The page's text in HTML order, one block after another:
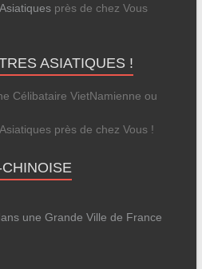
Asiatiquesprès de chez Vous
ASIATIQUES !
Célibataire VietNamienne ou
près de chez Vous !
une Grande Ville de France